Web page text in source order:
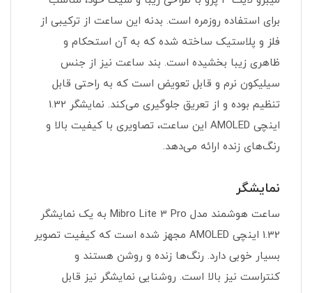
برای استفاده روزمره است. بدنه این ساعت از ترکیبی از
فلز و پلاستیک ساخته شده که به آن استحکام و
ظاهری زیبا بخشیده است. بند ساعت نیز از جنس
سیلیکون نرم و قابل تعویض است که به راحتی قابل
تنظیم بوده و از تعریق جلوگیری می‌کند. نمایشگر 1.32
اینچی AMOLED این ساعت، تصاویری با کیفیت بالا و
رنگ‌های زنده ارائه می‌دهد.
نمایشگر
ساعت هوشمند مدل Mibro Lite 3 Pro به یک نمایشگر
1.32 اینچی AMOLED مجهز شده است که کیفیت تصویر
بسیار خوبی دارد. رنگ‌ها زنده و روشن هستند و
کنتراست نیز بالا است. روشنایی نمایشگر نیز قابل